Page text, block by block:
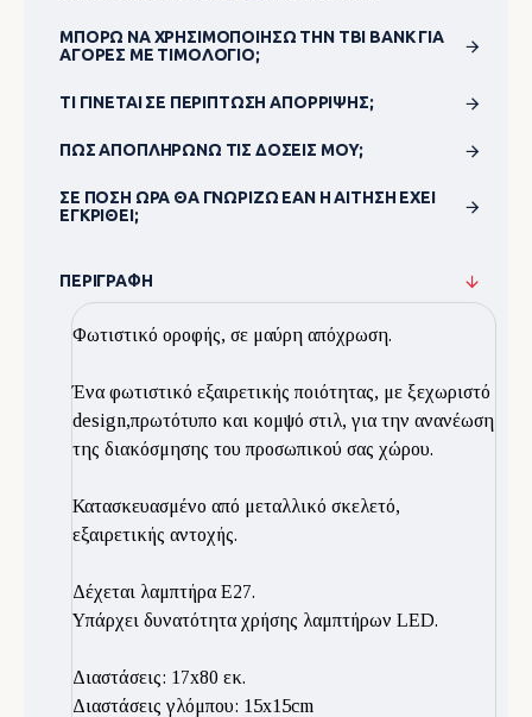
ΜΠΟΡΏ ΝΑ ΧΡΗΣΙΜΟΠΟΊΗΣΩ ΤΗΝ TBI BANK ΓΙΑ
ΑΓΟΡΈΣ ΜΕ ΤΙΜΟΛΌΓΙΟ;
ΤΙ ΓΊΝΕΤΑΙ ΣΕ ΠΕΡΊΠΤΩΣΗ ΑΠΌΡΡΙΨΗΣ;
ΠΏΣ ΑΠΟΠΛΗΡΏΝΩ ΤΙΣ ΔΌΣΕΙΣ ΜΟΥ;
ΣΕ ΠΌΣΗ ΏΡΑ ΘΑ ΓΝΩΡΊΖΩ ΕΆΝ Η ΑΊΤΗΣΗ ΈΧΕΙ
ΕΓΚΡΙΘΕΊ;
ΠΕΡΙΓΡΑΦΉ
Φωτιστικό οροφής, σε μαύρη απόχρωση.
Ένα φωτιστικό εξαιρετικής ποιότητας, με ξεχωριστό
design,πρωτότυπο και κομψό στιλ, για την ανανέωση
της διακόσμησης του προσωπικού σας χώρου.
Κατασκευασμένο από μεταλλικό σκελετό,
εξαιρετικής αντοχής.
Δέχεται λαμπτήρα E27.
Υπάρχει δυνατότητα χρήσης λαμπτήρων LED.
Διαστάσεις: 17x80 εκ.
Διαστάσεις γλόμπου: 15x15cm